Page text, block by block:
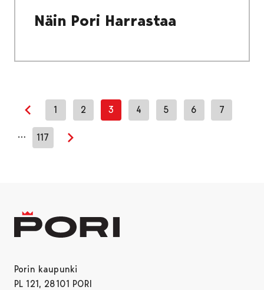
Näin Pori Harrastaa
Edellinen sivu
1 2 3 4 5 6 7
… 117
Seuraava sivu
Porin kaupunki
PL 121, 28101 PORI